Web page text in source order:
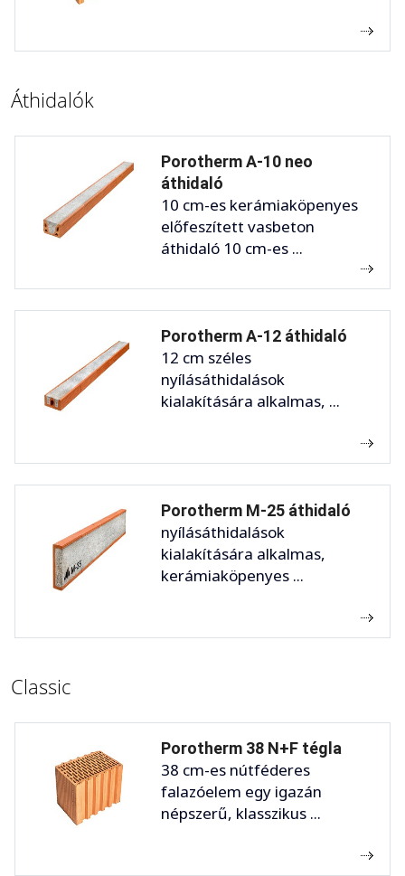
Áthidalók
Porotherm A-10 neo
áthidaló
10 cm-es kerámiaköpenyes
előfeszített vasbeton
áthidaló 10 cm-es ...
Porotherm A-12 áthidaló
12 cm széles
nyílásáthidalások
kialakítására alkalmas, ...
Porotherm M-25 áthidaló
nyílásáthidalások
kialakítására alkalmas,
kerámiaköpenyes ...
Classic
Porotherm 38 N+F tégla
38 cm-es nútféderes
falazóelem egy igazán
népszerű, klasszikus ...